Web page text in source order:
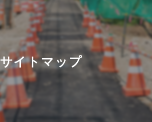
サイトマップ